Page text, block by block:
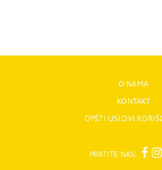
O NAMA
KONTAKT
OPŠTI USLOVI
PRATITE NAS: